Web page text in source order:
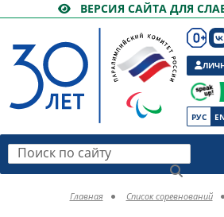
ВЕРСИЯ САЙТА ДЛЯ
РУС
Поиск по сайту
Главная Список соревнований